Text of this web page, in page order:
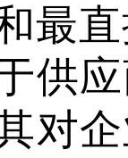
最
供
对